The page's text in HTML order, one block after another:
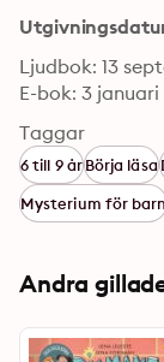
Ljudbok: 13
E-bok: 3 januari
Taggar
6 till 9 årBörja läsa
Mysterium för
Andra